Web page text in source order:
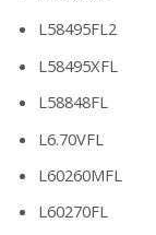
L58495FL2
L58495XFL
L58848FL
L6.70VFL
L60260MFL
L60270FL